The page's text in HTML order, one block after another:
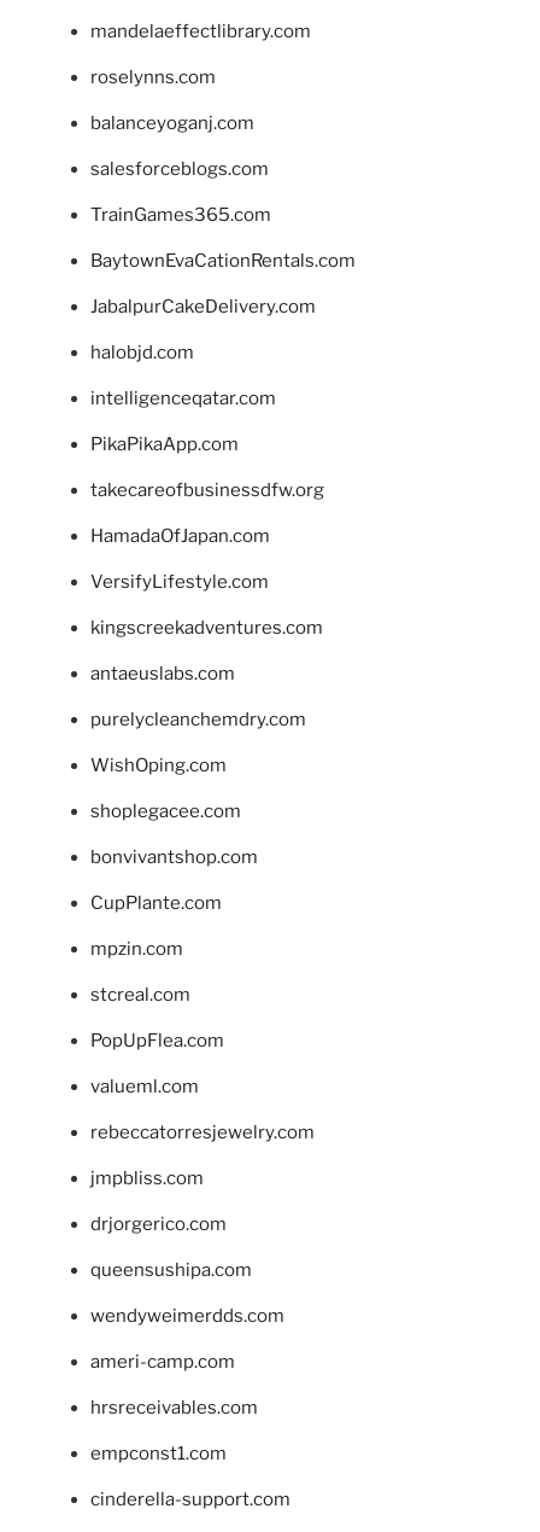
mandelaeffectlibrary.com
roselynns.com
balanceyoganj.com
salesforceblogs.com
TrainGames365.com
BaytownEvaCationRentals.com
JabalpurCakeDelivery.com
halobjd.com
intelligenceqatar.com
PikaPikaApp.com
takecareofbusinessdfw.org
HamadaOfJapan.com
VersifyLifestyle.com
kingscreekadventures.com
antaeuslabs.com
purelycleanchemdry.com
WishOping.com
shoplegacee.com
bonvivantshop.com
CupPlante.com
mpzin.com
stcreal.com
PopUpFlea.com
valueml.com
rebeccatorresjewelry.com
jmpbliss.com
drjorgerico.com
queensushipa.com
wendyweimerdds.com
ameri-camp.com
hrsreceivables.com
empconst1.com
cinderella-support.com